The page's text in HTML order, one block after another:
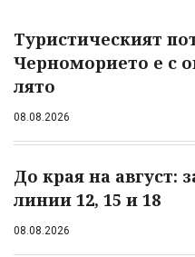
Туристическият
Черноморието е с
лято
08.08.2026
До края на август:
линии 12, 15 и 18
08.08.2026